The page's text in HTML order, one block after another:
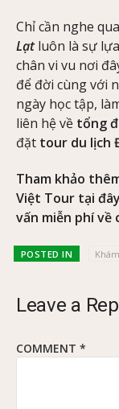
Chỉ cần nghe
Lạtluôn là sự
chân vi vu nơi
để đời cùng với
ngày học tập,
liên hệ về tổng
đặt tour du lịch
Tham khảo
Việt Tour tại
vấn miễn phí về
POSTED IN
Leave a
COMMENT *